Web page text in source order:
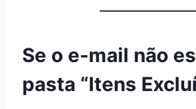
Se o e-mail não
pasta “Itens